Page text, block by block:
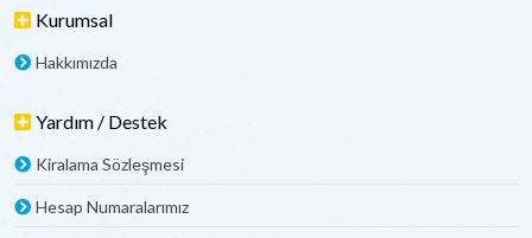
Kurumsal
Hakkımızda
Yardım / Destek
Kiralama Sözleşmesi
Hesap Numaralarımız